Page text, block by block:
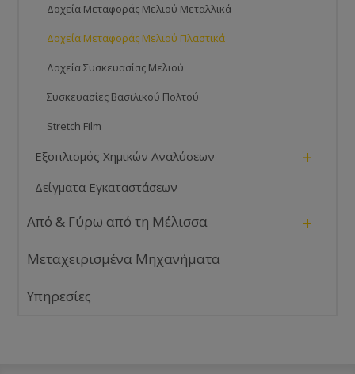
Δοχεία Μεταφοράς Μελιού Μεταλλικά
Δοχεία Μεταφοράς Μελιού Πλαστικά
Δοχεία Συσκευασίας Μελιού
Συσκευασίες Βασιλικού Πολτού
Stretch Film
Εξοπλισμός Χημικών Αναλύσεων +
Δείγματα Εγκαταστάσεων
Από & Γύρω από τη Μέλισσα +
Μεταχειρισμένα Μηχανήματα
Υπηρεσίες